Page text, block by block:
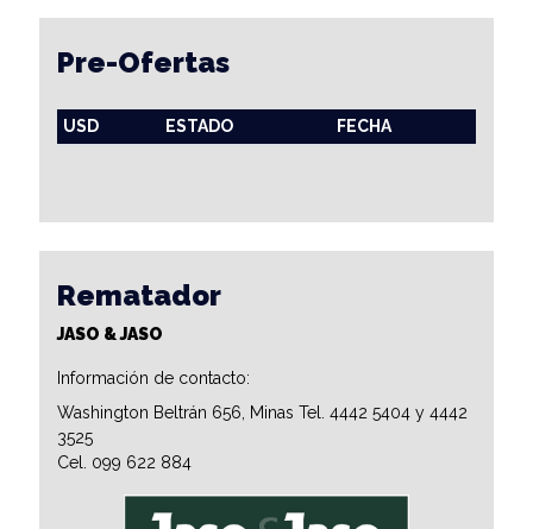
Pre-Ofertas
USD ESTADO FECHA
Rematador
JASO & JASO
Información de contacto:
Washington Beltrán 656, Minas Tel. 4442 5404 y 4442
3525
Cel. 099 622 884